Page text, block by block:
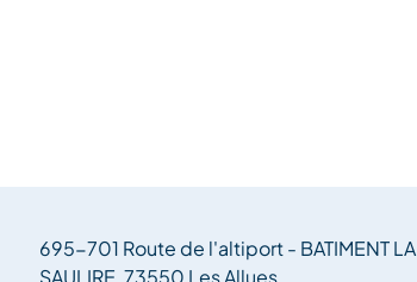
695-701 Route de l'altiport - BATIMENT LA
SAULIRE, 73550 Les Allues